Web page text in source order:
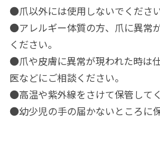
●爪以外には使用しないでください
●アレルギー体質の方、爪に異常
ください。
●爪や皮膚に異常が現われた時は
医などにご相談ください。
●高温や紫外線をさけて保管してく
●幼少児の手の届かないところに